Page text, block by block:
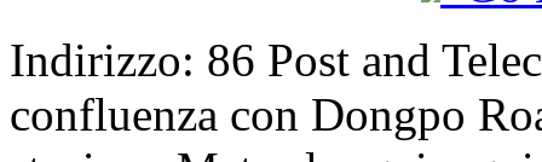
Indirizzo: 86 Post and
confluenza con Dongpo